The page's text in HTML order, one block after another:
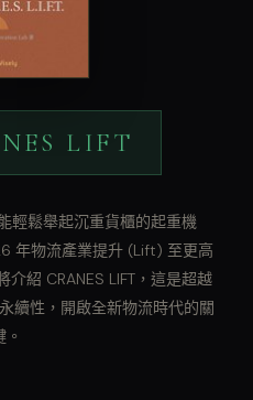
LIFT
輕鬆舉起沉重貨櫃的起重機
年物流產業提升 (Lift) 至更高
紹 CRANES LIFT，這是超越
續性，開啟全新物流時代的關
。